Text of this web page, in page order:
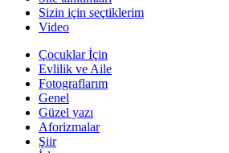
Sizin için seçtiklerim
Video
Çocuklar İçin
Evlilik ve Aile
Fotograflarım
Genel
Güzel yazı
Aforizmalar
Şiir